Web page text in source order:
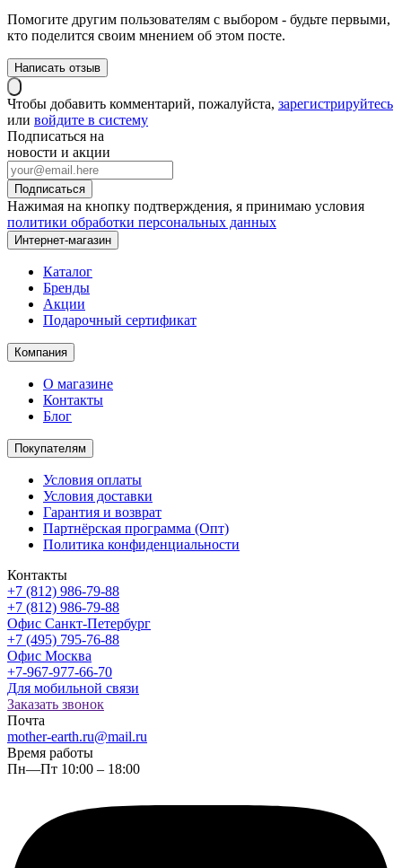
Помогите другим пользователям с выбором - будьте первыми,
кто поделится своим мнением об этом посте.
Написать отзыв
Чтобы добавить комментарий, пожалуйста, зарегистрируйтесь
или войдите в систему
Подписаться на
новости и акции
Нажимая на кнопку подтверждения, я принимаю условия
политики обработки персональных данных
Интернет-магазин
Каталог
Бренды
Акции
Подарочный сертификат
Компания
О магазине
Контакты
Блог
Покупателям
Условия оплаты
Условия доставки
Гарантия и возврат
Партнёрская программа (Опт)
Политика конфиденциальности
Контакты
+7 (812) 986-79-88
+7 (812) 986-79-88
Офис Санкт-Петербург
+7 (495) 795-76-88
Офис Москва
+7-967-977-66-70
Для мобильной связи
Заказать звонок
Почта
mother-earth.ru@mail.ru
Время работы
Пн—Пт 10:00 – 18:00